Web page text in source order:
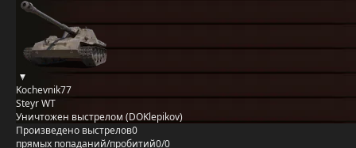
Kochevnik77
Steyr WT
Уничтожен выстрелом (DOKlepikov)
Произведено выстрелов0
прямых попаданий/пробитий0/0